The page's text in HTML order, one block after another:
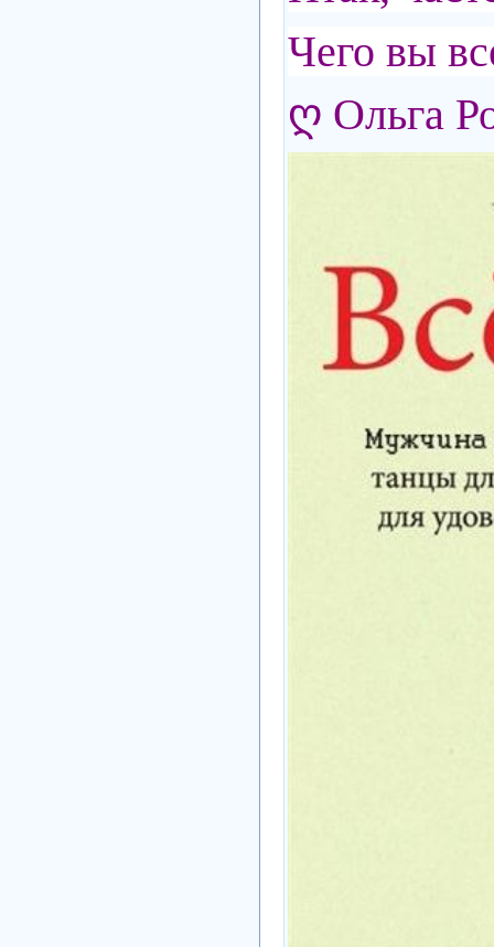
Чего вы
ღ Ольга